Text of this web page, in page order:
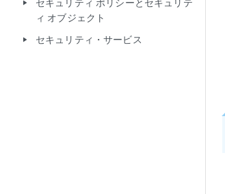
play_arrow
セキュリティ ポリシーとセキュリテ
ィ オブジェクト
play_arrow セキュリティ・サービス